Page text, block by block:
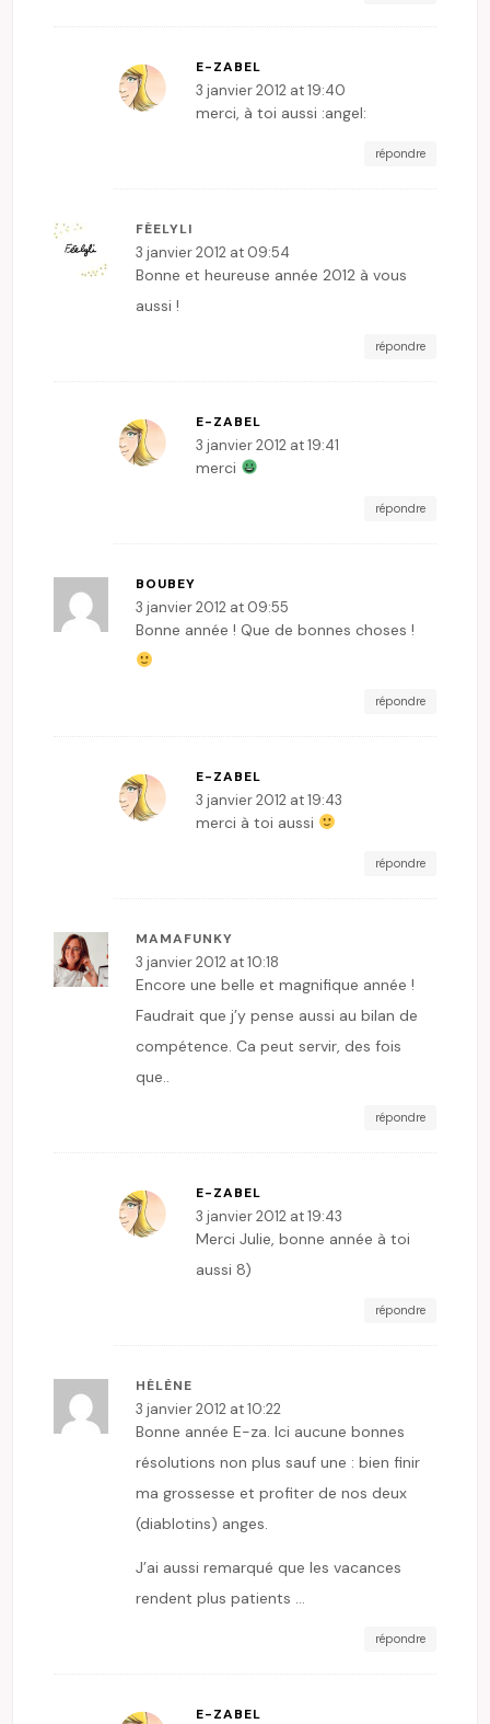
E-ZABEL
3 janvier 2012 at 19:40
merci, à toi aussi :angel:
répondre
FÉELYLI
3 janvier 2012 at 09:54
Bonne et heureuse année 2012 à vous
aussi !
répondre
E-ZABEL
3 janvier 2012 at 19:41
merci
répondre
BOUBEY
3 janvier 2012 at 09:55
Bonne année ! Que de bonnes choses !
répondre
E-ZABEL
3 janvier 2012 at 19:43
merci à toi aussi
répondre
MAMAFUNKY
3 janvier 2012 at 10:18
Encore une belle et magnifique année !
Faudrait que j’y pense aussi au bilan de
compétence. Ca peut servir, des fois
que..
répondre
E-ZABEL
3 janvier 2012 at 19:43
Merci Julie, bonne année à toi
aussi 8)
répondre
HÉLÈNE
3 janvier 2012 at 10:22
Bonne année E-za. Ici aucune bonnes
résolutions non plus sauf une : bien finir
ma grossesse et profiter de nos deux
(diablotins) anges.
J’ai aussi remarqué que les vacances
rendent plus patients …
répondre
E-ZABEL